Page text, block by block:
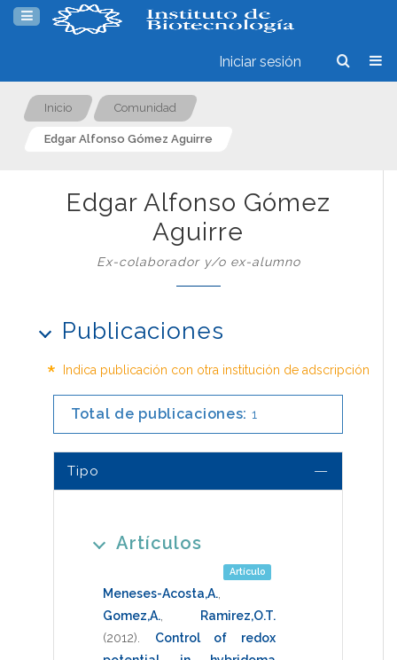
Iniciar sesión
Inicio Comunidad
Edgar Alfonso Gómez Aguirre
Edgar Alfonso Gómez
Aguirre
Ex-colaborador y/o ex-alumno
Publicaciones
* Indica publicación con otra institución de adscripción
Total de publicaciones: 1
Tipo
Artículos
Artículo
Meneses-Acosta,A.
Gomez,A.
Ramirez,O.T.
(2012)
Control of redox